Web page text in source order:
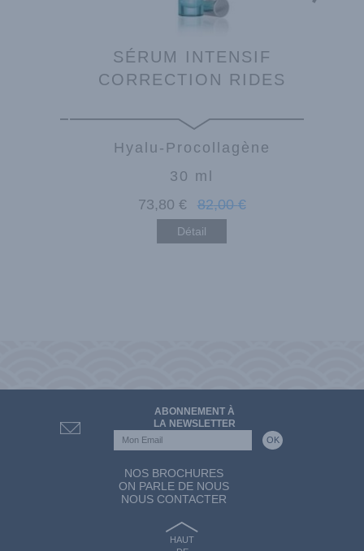
SÉRUM INTENSIF
CORRECTION RIDES
Hyalu-Procollagène
30 ml
73,80 € 82,00 €
Détail
ABONNEMENT À
LA NEWSLETTER
NOS BROCHURES
ON PARLE DE NOUS
NOUS CONTACTER
HAUT